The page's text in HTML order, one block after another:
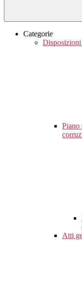
Categorie
Disposizioni
Piano
Atti